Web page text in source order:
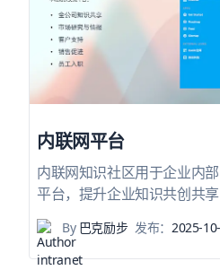
内联网平台
内联网知识社区用于企业内
平台，提升企业知识共创共享
By巴克励步 发布：2025-